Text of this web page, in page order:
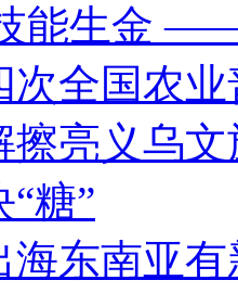
能生金
次全国农
擦亮义乌
“糖”
海东南亚